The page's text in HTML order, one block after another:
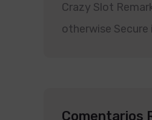
Crazy Slot
otherwise Secure
Comentarios